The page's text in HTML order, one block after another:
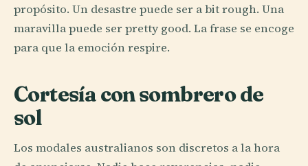
propósito. Un desastre puede ser a bit rough. Una
maravilla puede ser pretty good. La frase se encoge
para que la emoción respire.
Cortesía con sombrero de
sol
Los modales australianos son discretos a la hora